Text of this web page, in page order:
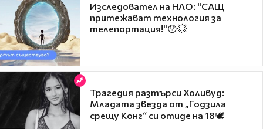
Изследовател на НЛО: "САЩ
притежават технология за
телепортация!"😯💥
Трагедия разтърси Холивуд:
Младата звезда от „Годзила
срещу Конг“ си отиде на 18🕊️